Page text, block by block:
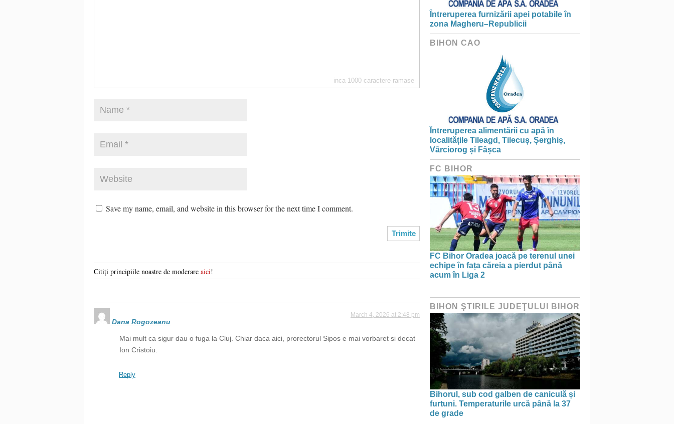
inca 1000 caractere ramase
Save my name, email, and website in this browser for the next time I comment.
Citiți principiile noastre de moderare aici!
Dana Rogozeanu
March 4, 2026 at 2:48 pm
Mai mult ca sigur dau o fuga la Cluj. Chiar daca aici, prorectorul Sipos e mai vorbaret si decat
Ion Cristoiu.
Reply
Întreruperea furnizării apei potabile în
zona Magheru–Republicii
BIHON CAO
Întreruperea alimentării cu apă în
localitățile Tileagd, Tilecuș, Șerghiș,
Vârciorog și Fâșca
FC BIHOR
FC Bihor Oradea joacă pe terenul unei
echipe în fața căreia a pierdut până
acum în Liga 2
BIHON ŞTIRILE JUDEŢULUI BIHOR
Bihorul, sub cod galben de caniculă și
furtuni. Temperaturile urcă până la 37
de grade